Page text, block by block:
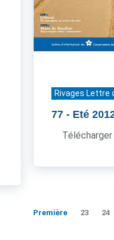
Rivages Lettre
77 - Eté
Première 23 24